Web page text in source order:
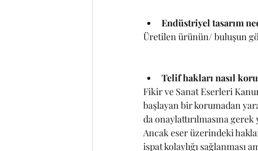
Endüstriyel tasarım
Üretilen ürünün/ buluşun
Telif hakları nasıl
Fikir ve Sanat Eserleri
başlayan bir korumadan
da onaylattırılmasına
Ancak eser üzerindeki
ispat kolaylığı sağlanması